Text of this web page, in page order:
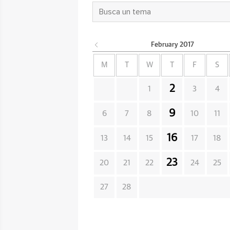
February 2017
M W F S
1 2 3 4
6 7 8 9 10 11
13 14 15 16 17 18
20 21 22 23 24 25
27 28